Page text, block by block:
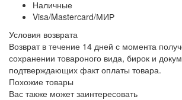
Наличные
Visa/Mastercard/МИР
Условия возврата
Возврат в течение 14 дней с момента
сохранении товароного вида, бирок и
подтверждающих факт оплаты товара.
Похожие товары
Вас также может заинтересовать